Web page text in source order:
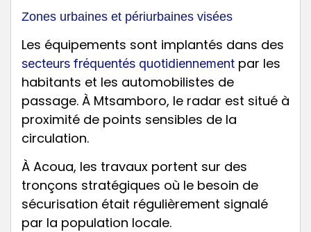
Zones urbaines et périurbaines visées
Les équipements sont implantés dans des
secteurs fréquentés quotidiennement par les
habitants et les automobilistes de
passage. À Mtsamboro, le radar est situé à
proximité de points sensibles de la
circulation.
À Acoua, les travaux portent sur des
tronçons stratégiques où le besoin de
sécurisation était régulièrement signalé
par la population locale.